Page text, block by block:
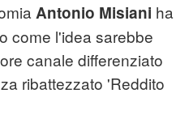
Antonio Misiani ha
come l'idea sarebbe
canale differenziato
ribattezzato 'Reddito